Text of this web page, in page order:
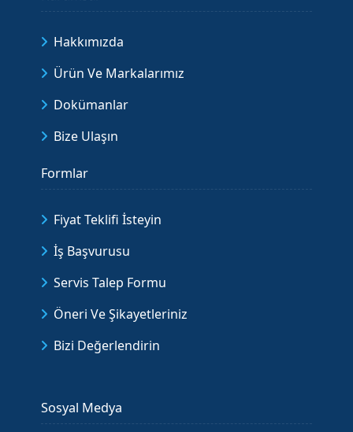
Hakkımızda
Ürün Ve Markalarımız
Dokümanlar
Bize Ulaşın
Formlar
Fiyat Teklifi İsteyin
İş Başvurusu
Servis Talep Formu
Öneri Ve Şikayetleriniz
Bizi Değerlendirin
Sosyal Medya